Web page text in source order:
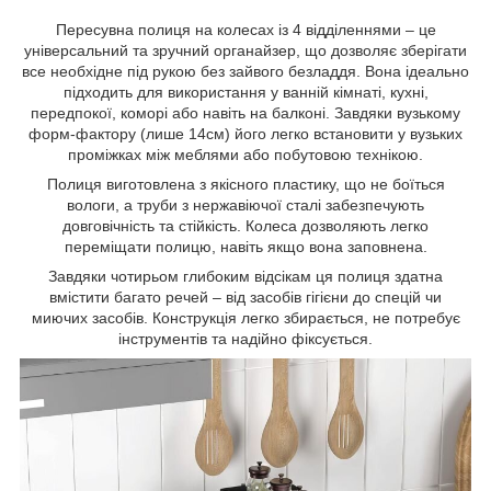
Пересувна полиця на колесах із 4 відділеннями – це
універсальний та зручний органайзер, що дозволяє зберігати
все необхідне під рукою без зайвого безладдя. Вона ідеально
підходить для використання у ванній кімнаті, кухні,
передпокої, коморі або навіть на балконі. Завдяки вузькому
форм-фактору (лише 14см) його легко встановити у вузьких
проміжках між меблями або побутовою технікою.
Полиця виготовлена ​​з якісного пластику, що не боїться
вологи, а труби з нержавіючої сталі забезпечують
довговічність та стійкість. Колеса дозволяють легко
переміщати полицю, навіть якщо вона заповнена.
Завдяки чотирьом глибоким відсікам ця полиця здатна
вмістити багато речей – від засобів гігієни до спецій чи
миючих засобів. Конструкція легко збирається, не потребує
інструментів та надійно фіксується.